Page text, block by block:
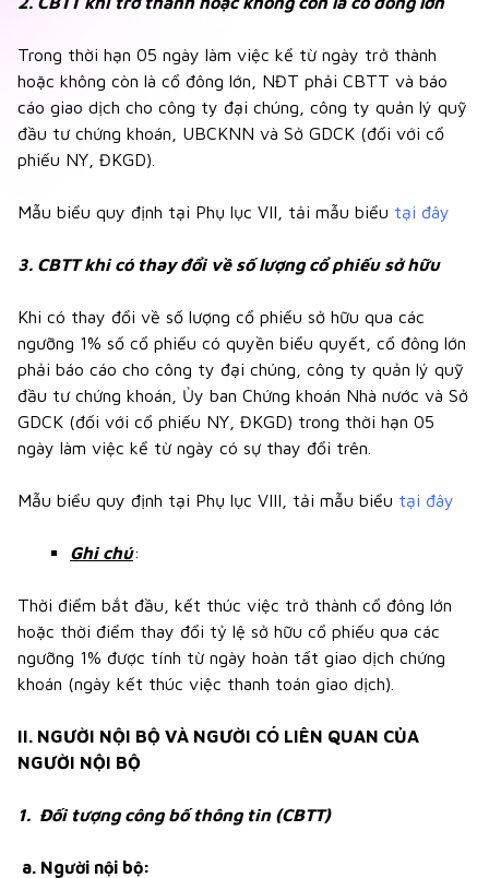
Trong thời hạn 05 ngày làm việc kể từ ngày trở thành
hoặc không còn là cổ đông lớn, NĐT phải CBTT và báo
cáo giao dịch cho công ty đại chúng, công ty quản lý quỹ
đầu tư chứng khoán, UBCKNN và Sở GDCK (đối với cổ
phiếu NY, ĐKGD).
Mẫu biểu quy định tại Phụ lục VII, tải mẫu biểu tại đây
3. CBTT khi có thay đổi về số lượng cổ phiếu sở hữu
Khi có thay đổi về số lượng cổ phiếu sở hữu qua các
ngưỡng 1% số cổ phiếu có quyền biểu quyết, cổ đông lớn
phải báo cáo cho công ty đại chúng, công ty quản lý quỹ
đầu tư chứng khoán, Ủy ban Chứng khoán Nhà nước và Sở
GDCK (đối với cổ phiếu NY, ĐKGD) trong thời hạn 05
ngày làm việc kể từ ngày có sự thay đổi trên.
Mẫu biểu quy định tại Phụ lục VIII, tải mẫu biểu tại đây
Ghi chú:
Thời điểm bắt đầu, kết thúc việc trở thành cổ đông lớn
hoặc thời điểm thay đổi tỷ lệ sở hữu cổ phiếu qua các
ngưỡng 1% được tính từ ngày hoàn tất giao dịch chứng
khoán (ngày kết thúc việc thanh toán giao dịch).
II. NGƯỜI NỘI BỘ VÀ NGƯỜI CÓ LIÊN QUAN CỦA
NGƯỜI NỘI BỘ
1. Đối tượng công bố thông tin (CBTT)
a. Người nội bộ: